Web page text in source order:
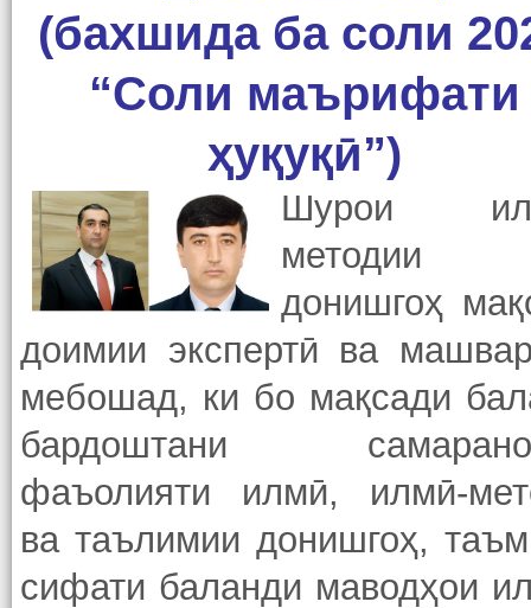
(бахшида ба соли
“Соли маърифати
ҳуқуқӣ”)
Шурои
методии
донишгоҳ
доимии экспертӣ ва
мебошад, ки бо мақсади
бардоштани
фаъолияти илмӣ, илмӣ-
ва таълимии донишгоҳ,
сифати баланди маводҳои